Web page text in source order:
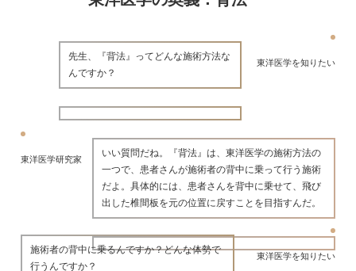
東洋医学を知りたい
先生、『背法』ってどんな施術方法な
んですか？
東洋医学研究家
いい質問だね。『背法』は、東洋医学の施術方法の
一つで、患者さんが施術者の背中に乗って行う施術
だよ。具体的には、患者さんを背中に乗せて、飛び
出した椎間板を元の位置に戻すことを目指すんだ。
東洋医学を知りたい
施術者の背中に乗るんですか？どんな体勢で
行うんですか？